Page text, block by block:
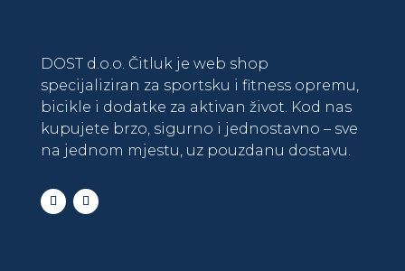
DOST d.o.o. Čitluk je web shop
specijaliziran za sportsku i fitness opremu,
bicikle i dodatke za aktivan život. Kod nas
kupujete brzo, sigurno i jednostavno – sve
na jednom mjestu, uz pouzdanu dostavu.